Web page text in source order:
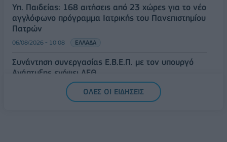
Υπ. Παιδείας: 168 αιτήσεις από 23 χώρες για το νέο
αγγλόφωνο πρόγραμμα Ιατρικής του Πανεπιστημίου
Πατρών
06/08/2026 - 10:08 ΕΛΛΑΔΑ
Συνάντηση συνεργασίας Ε.Β.Ε.Π. με τον υπουργό
Ανάπτυξης ενόψει ΔΕΘ
ΟΛΕΣ ΟΙ ΕΙΔΗΣΕΙΣ